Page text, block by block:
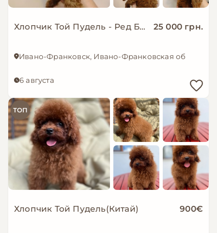
Хлопчик Той Пудель - Ред Браун 25 000 грн.
Ивано-Франковск, Ивано-Франковская область
6 августа
ТОП
Хлопчик Той Пудель(Китай) 900€